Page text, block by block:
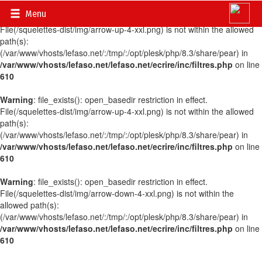
Warning: file_exists(): open_basedir restriction in effect.
File(/squelettes-dist/img/arrow-up-4-xxl.png) is not within the allowed
path(s):
(/var/www/vhosts/lefaso.net/:/tmp/:/opt/plesk/php/8.3/share/pear) in
/var/www/vhosts/lefaso.net/lefaso.net/ecrire/inc/filtres.php on line
610
Warning: file_exists(): open_basedir restriction in effect.
File(/squelettes-dist/img/arrow-up-4-xxl.png) is not within the allowed
path(s):
(/var/www/vhosts/lefaso.net/:/tmp/:/opt/plesk/php/8.3/share/pear) in
/var/www/vhosts/lefaso.net/lefaso.net/ecrire/inc/filtres.php on line
610
Warning: file_exists(): open_basedir restriction in effect.
File(/squelettes-dist/img/arrow-down-4-xxl.png) is not within the
allowed path(s):
(/var/www/vhosts/lefaso.net/:/tmp/:/opt/plesk/php/8.3/share/pear) in
/var/www/vhosts/lefaso.net/lefaso.net/ecrire/inc/filtres.php on line
610
Menu